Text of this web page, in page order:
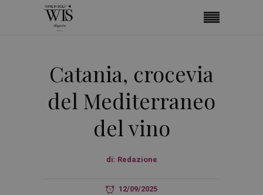
Catania, crocevia
del Mediterraneo
del vino
di: Redazione
12/09/2025